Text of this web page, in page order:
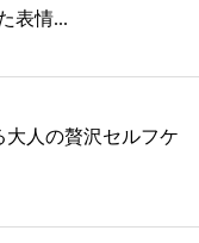
表情...
大人の贅沢セルフケ